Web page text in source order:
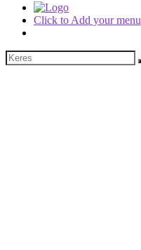
Click to Add your menu